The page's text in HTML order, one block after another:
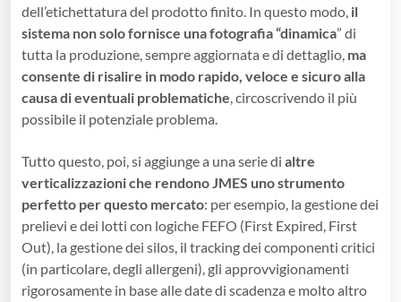
dell’etichettatura del prodotto finito. In questo modo, il
sistema non solo fornisce una fotografia “dinamica” di
tutta la produzione, sempre aggiornata e di dettaglio, ma
consente di risalire in modo rapido, veloce e sicuro alla
causa di eventuali problematiche, circoscrivendo il più
possibile il potenziale problema.
Tutto questo, poi, si aggiunge a una serie di altre
verticalizzazioni che rendono JMES uno strumento
perfetto per questo mercato: per esempio, la gestione dei
prelievi e dei lotti con logiche FEFO (First Expired, First
Out), la gestione dei silos, il tracking dei componenti critici
(in particolare, degli allergeni), gli approvvigionamenti
rigorosamente in base alle date di scadenza e molto altro